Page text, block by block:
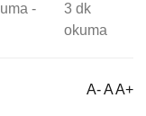
-
3 dk
okuma
A- A A+